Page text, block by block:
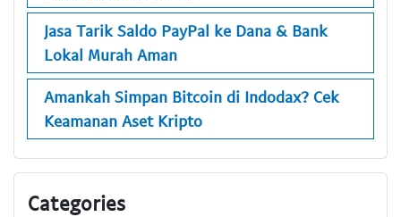
Jasa Tarik Saldo PayPal ke Dana & Bank
Lokal Murah Aman
Amankah Simpan Bitcoin di Indodax? Cek
Keamanan Aset Kripto
Categories